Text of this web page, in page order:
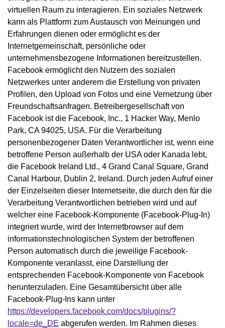
virtuellen Raum zu interagieren. Ein soziales Netzwerk
kann als Plattform zum Austausch von Meinungen und
Erfahrungen dienen oder ermöglicht es der
Internetgemeinschaft, persönliche oder
unternehmensbezogene Informationen bereitzustellen.
Facebook ermöglicht den Nutzern des sozialen
Netzwerkes unter anderem die Erstellung von privaten
Profilen, den Upload von Fotos und eine Vernetzung über
Freundschaftsanfragen. Betreibergesellschaft von
Facebook ist die Facebook, Inc., 1 Hacker Way, Menlo
Park, CA 94025, USA. Für die Verarbeitung
personenbezogener Daten Verantwortlicher ist, wenn eine
betroffene Person außerhalb der USA oder Kanada lebt,
die Facebook Ireland Ltd., 4 Grand Canal Square, Grand
Canal Harbour, Dublin 2, Ireland. Durch jeden Aufruf einer
der Einzelseiten dieser Internetseite, die durch den für die
Verarbeitung Verantwortlichen betrieben wird und auf
welcher eine Facebook-Komponente (Facebook-Plug-In)
integriert wurde, wird der Internetbrowser auf dem
informationstechnologischen System der betroffenen
Person automatisch durch die jeweilige Facebook-
Komponente veranlasst, eine Darstellung der
entsprechenden Facebook-Komponente von Facebook
herunterzuladen. Eine Gesamtübersicht über alle
Facebook-Plug-Ins kann unter
https://developers.facebook.com/docs/plugins/?
locale=de_DE abgerufen werden. Im Rahmen dieses